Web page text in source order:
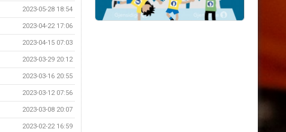
2023-05-28 18:54
2023-04-22 17:06
2023-04-15 07:03
2023-03-29 20:12
2023-03-16 20:55
2023-03-12 07:56
2023-03-08 20:07
2023-02-22 16:59